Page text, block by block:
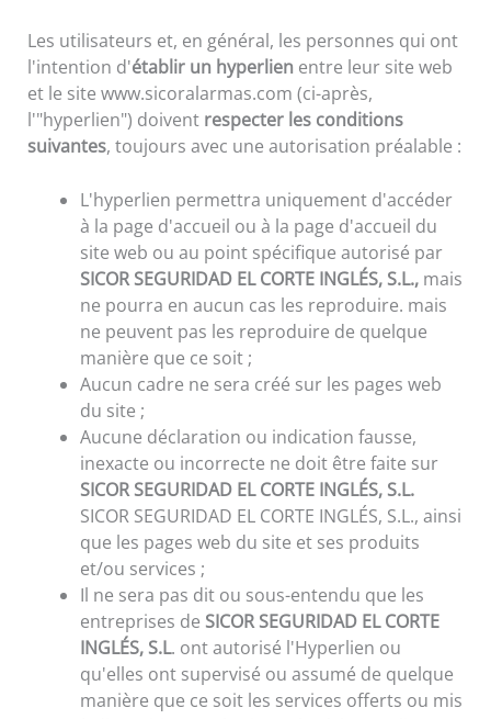
Les utilisateurs et, en général, les personnes qui ont
l'intention d'établir un hyperlien entre leur site web
et le site www.sicoralarmas.com (ci-après,
l'"hyperlien") doivent respecter les conditions
suivantes, toujours avec une autorisation préalable :
L'hyperlien permettra uniquement d'accéder
à la page d'accueil ou à la page d'accueil du
site web ou au point spécifique autorisé par
SICOR SEGURIDAD EL CORTE INGLÉS, S.L.,mais
ne pourra en aucun cas les reproduire. mais
ne peuvent pas les reproduire de quelque
manière que ce soit ;
Aucun cadre ne sera créé sur les pages web
du site ;
Aucune déclaration ou indication fausse,
inexacte ou incorrecte ne doit être faite sur
SICOR SEGURIDAD EL CORTE INGLÉS, S.L.
SICOR SEGURIDAD EL CORTE INGLÉS, S.L., ainsi
que les pages web du site et ses produits
et/ou services ;
Il ne sera pas dit ou sous-entendu que les
entreprises de SICOR SEGURIDAD EL CORTE
INGLÉS, S.L. ont autorisé l'Hyperlien ou
qu'elles ont supervisé ou assumé de quelque
manière que ce soit les services offerts ou mis